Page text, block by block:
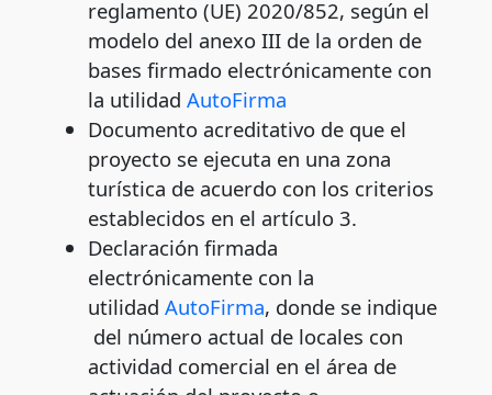
reglamento (UE) 2020/852, según el
modelo del anexo III de la orden de
bases firmado electrónicamente con
la utilidad AutoFirma
Documento acreditativo de que el
proyecto se ejecuta en una zona
turística de acuerdo con los criterios
establecidos en el artículo 3.
Declaración firmada
electrónicamente con la
utilidad AutoFirma, donde se indique
del número actual de locales con
actividad comercial en el área de